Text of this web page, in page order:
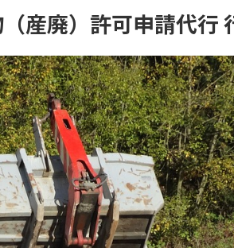
産廃）許可申請代行